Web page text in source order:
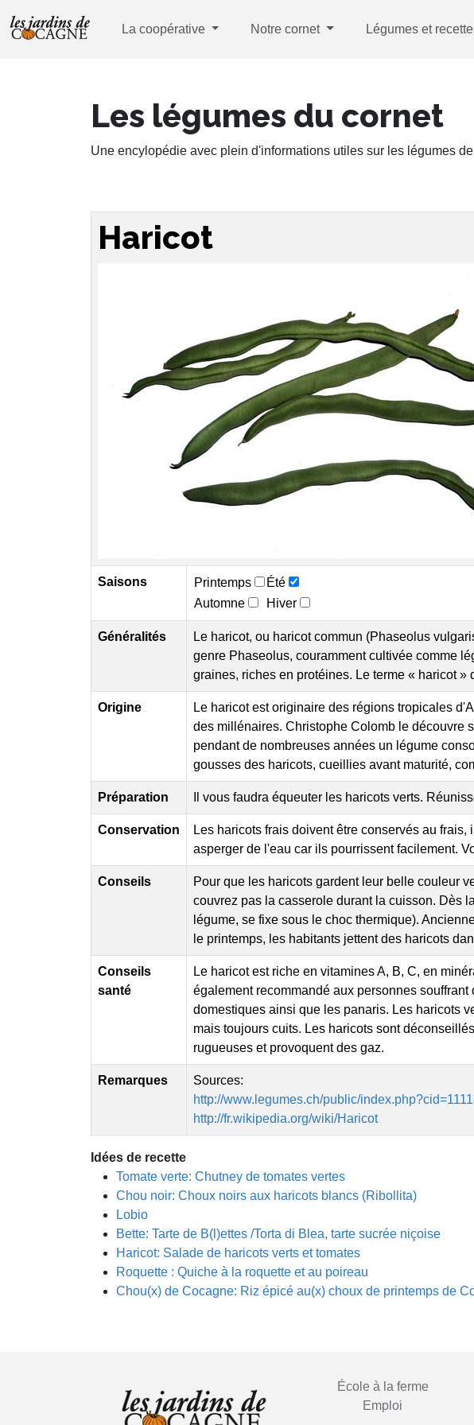
La coopérative Notre cornet Légumes et
Les légumes du cornet
Une encylopédie avec plein d'informations utiles sur les légumes
Haricot
Saisons Printemps
Été
Automne
Hiver
Généralités
Le haricot, ou haricot commun (Phaseolus
genre Phaseolus, couramment cultivée comme
graines, riches en protéines. Le terme « haricot
Origine
Le haricot est originaire des régions tropicales
des millénaires. Christophe Colomb le découvre
pendant de nombreuses années un légume
gousses des haricots, cueillies avant maturité,
Préparation Il vous faudra équeuter les haricots verts.
Conservation
Les haricots frais doivent être conservés au
asperger de l'eau car ils pourrissent facilement.
Conseils
Pour que les haricots gardent leur belle couleur
couvrez pas la casserole durant la cuisson. Dès
légume, se fixe sous le choc thermique).
le printemps, les habitants jettent des haricots
Conseils
santé
Le haricot est riche en vitamines A, B, C, en
également recommandé aux personnes
domestiques ainsi que les panaris. Les haricots
mais toujours cuits. Les haricots sont
rugueuses et provoquent des gaz.
Remarques
Sources:
http://www.legumes.ch/public/
http://fr.wikipedia.org/wiki/Haricot
Idées de recette
Tomate verte: Chutney de tomates vertes
Chou noir: Choux noirs aux haricots blancs (Ribollita)
Lobio
Bette: Tarte de B(l)ettes /Torta di Blea, tarte sucrée niçoise
Haricot: Salade de haricots verts et tomates
Roquette : Quiche à la roquette et au poireau
Chou(x) de Cocagne: Riz épicé au(x) choux de printemps de
École à la ferme
Emploi